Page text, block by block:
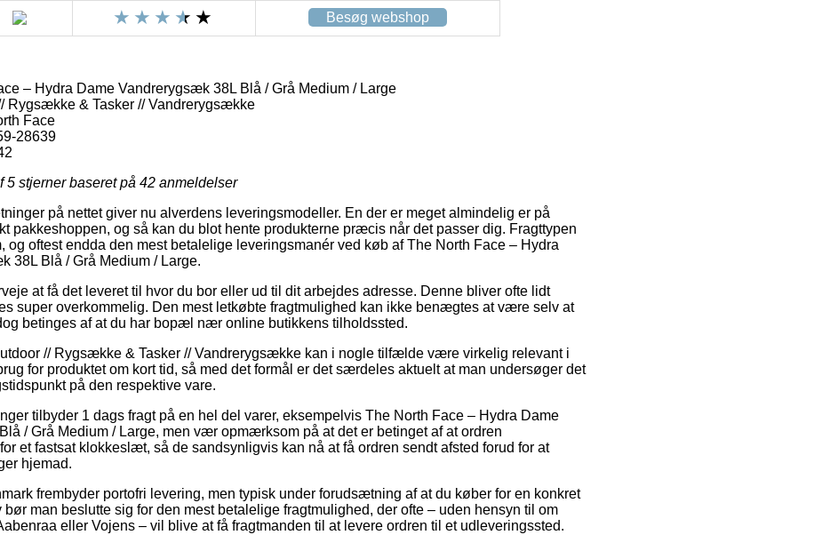
Besøg webshop
– Hydra Dame Vandrerygsæk 38L Blå / Grå Medium / Large
Rygsække & Tasker // Vandrerygsække
Face
28639
5 stjerner baseret på 42 anmeldelser
på nettet giver nu alverdens leveringsmodeller. En der er meget almindelig er på
pakkeshoppen, og så kan du blot hente produkterne præcis når det passer dig. Fragttypen
og oftest endda den mest betalelige leveringsmanér ved køb af The North Face – Hydra
38L Blå / Grå Medium / Large.
at få det leveret til hvor du bor eller ud til dit arbejdes adresse. Denne bliver ofte lidt
super overkommelig. Den mest letkøbte fragtmulighed kan ikke benægtes at være selv at
betinges af at du har bopæl nær online butikkens tilholdssted.
// Rygsække & Tasker // Vandrerygsække kan i nogle tilfælde være virkelig relevant i
for produktet om kort tid, så med det formål er det særdeles aktuelt at man undersøger det
på den respektive vare.
tilbyder 1 dags fragt på en hel del varer, eksempelvis The North Face – Hydra Dame
/ Grå Medium / Large, men vær opmærksom på at det er betinget af at ordren
et fastsat klokkeslæt, så de sandsynligvis kan nå at få ordren sendt afsted forud for at
hjemad.
frembyder portofri levering, men typisk under forudsætning af at du køber for en konkret
bør man beslutte sig for den mest betalelige fragtmulighed, der ofte – uden hensyn til om
eller Vojens – vil blive at få fragtmanden til at levere ordren til et udleveringssted.